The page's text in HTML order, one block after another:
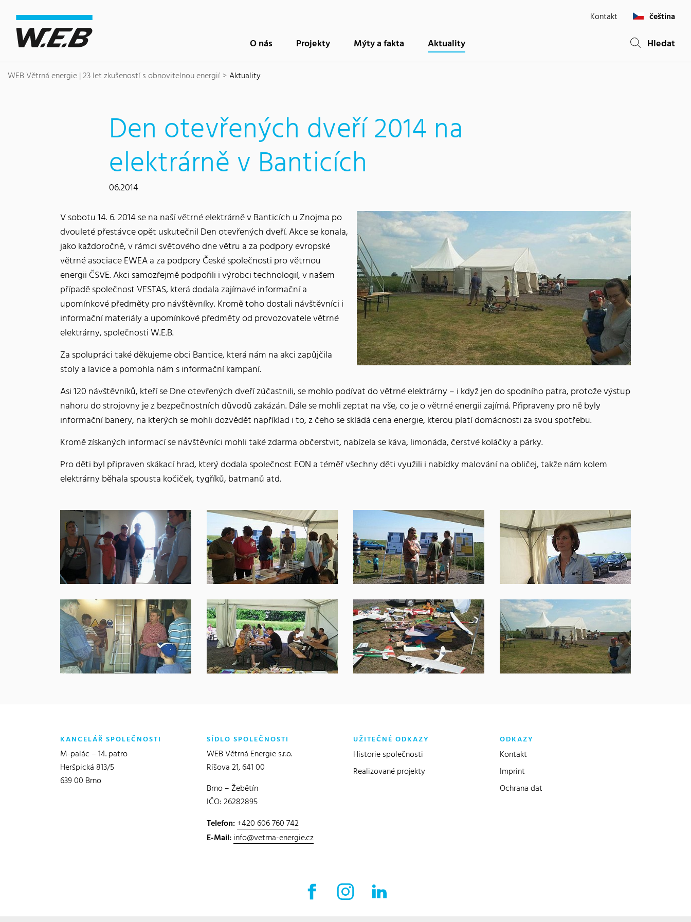
Kontakt čeština
O nás Projekty Mýty a fakta Aktuality(current) Hledat
WEB Větrná energie | 23 let zkušeností s obnovitelnou energií Aktuality
Den otevřených dveří 2014 na
elektrárně v Banticích
06.2014
V sobotu 14. 6. 2014 se na naší větrné elektrárně v Banticích u Znojma po
dvouleté přestávce opět uskutečnil Den otevřených dveří. Akce se konala,
jako každoročně, v rámci světového dne větru a za podpory evropské
větrné asociace EWEA a za podpory České společnosti pro větrnou
energii ČSVE. Akci samozřejmě podpořili i výrobci technologií, v našem
případě společnost VESTAS, která dodala zajímavé informační a
upomínkové předměty pro návštěvníky. Kromě toho dostali návštěvníci i
informační materiály a upomínkové předměty od provozovatele větrné
elektrárny, společnosti W.E.B.
Za spolupráci také děkujeme obci Bantice, která nám na akci zapůjčila
stoly a lavice a pomohla nám s informační kampaní.
Asi 120 návštěvníků, kteří se Dne otevřených dveří zúčastnili, se mohlo podívat do větrné elektrárny – i když jen do spodního patra, protože výstup
nahoru do strojovny je z bezpečnostních důvodů zakázán. Dále se mohli zeptat na vše, co je o větrné energii zajímá. Připraveny pro ně byly
informační banery, na kterých se mohli dozvědět například i to, z čeho se skládá cena energie, kterou platí domácnosti za svou spotřebu.
Kromě získaných informací se návštěvníci mohli také zdarma občerstvit, nabízela se káva, limonáda, čerstvé koláčky a párky.
Pro děti byl připraven skákací hrad, který dodala společnost EON a téměř všechny děti využili i nabídky malování na obličej, takže nám kolem
elektrárny běhala spousta kočiček, tygříků, batmanů atd.
KANCELÁŘ SPOLEČNOSTI
M-palác – 14. patro
Heršpická 813/5
639 00 Brno
SÍDLO SPOLEČNOSTI
WEB Větrná Energie s.r.o.
Ríšova 21, 641 00
Brno – Žebětín
IČO: 26282895
Telefon:+420 606 760 742
E-Mail:info@vetrna-energie.cz
UŽITEČNÉ ODKAZY
Historie společnosti
Realizované projekty
ODKAZY
Kontakt
Imprint
Ochrana dat
Facebook externí odkaz
Instagram externí odkaz